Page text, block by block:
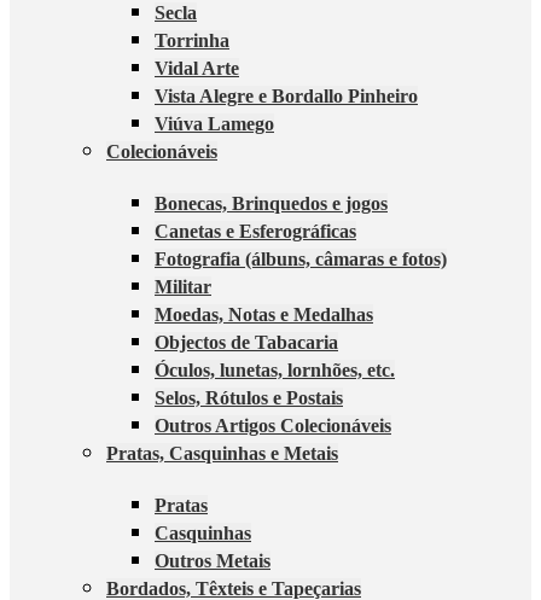
Secla
Torrinha
Vidal Arte
Vista Alegre e Bordallo Pinheiro
Viúva Lamego
Colecionáveis
Bonecas, Brinquedos e jogos
Canetas e Esferográficas
Fotografia (álbuns, câmaras e fotos)
Militar
Moedas, Notas e Medalhas
Objectos de Tabacaria
Óculos, lunetas, lornhões, etc.
Selos, Rótulos e Postais
Outros Artigos Colecionáveis
Pratas, Casquinhas e Metais
Pratas
Casquinhas
Outros Metais
Bordados, Têxteis e Tapeçarias